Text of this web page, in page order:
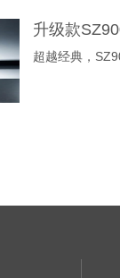
升级款
超越经典，